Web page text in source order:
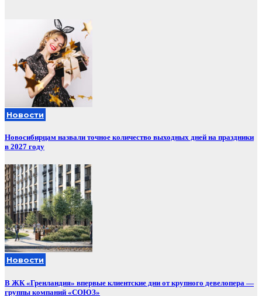
Новости
Новосибирцам назвали точное количество выходных дней на праздники
в 2027 году
Новости
В ЖК «Гренландия» впервые клиентские дни от крупного девелопера —
группы компаний «СОЮЗ»